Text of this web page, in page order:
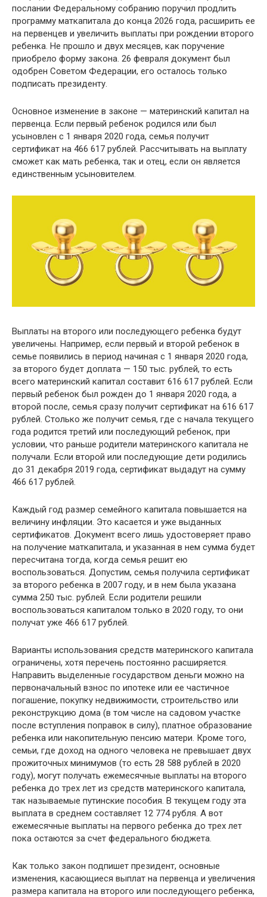
послании Федеральному собранию поручил продлить
программу маткапитала до конца 2026 года, расширить ее
на первенцев и увеличить выплаты при рождении второго
ребенка. Не прошло и двух месяцев, как поручение
приобрело форму закона. 26 февраля документ был
одобрен Советом Федерации, его осталось только
подписать президенту.
Основное изменение в законе — материнский капитал на
первенца. Если первый ребенок родился или был
усыновлен с 1 января 2020 года, семья получит
сертификат на 466 617 рублей. Рассчитывать на выплату
сможет как мать ребенка, так и отец, если он является
единственным усыновителем.
Выплаты на второго или последующего ребенка будут
увеличены. Например, если первый и второй ребенок в
семье появились в период начиная с 1 января 2020 года,
за второго будет доплата — 150 тыс. рублей, то есть
всего материнский капитал составит 616 617 рублей. Если
первый ребенок был рожден до 1 января 2020 года, а
второй после, семья сразу получит сертификат на 616 617
рублей. Столько же получит семья, где с начала текущего
года родится третий или последующий ребенок, при
условии, что раньше родители материнского капитала не
получали. Если второй или последующие дети родились
до 31 декабря 2019 года, сертификат выдадут на сумму
466 617 рублей.
Каждый год размер семейного капитала повышается на
величину инфляции. Это касается и уже выданных
сертификатов. Документ всего лишь удостоверяет право
на получение маткапитала, и указанная в нем сумма будет
пересчитана тогда, когда семья решит ею
воспользоваться. Допустим, семья получила сертификат
за второго ребенка в 2007 году, и в нем была указана
сумма 250 тыс. рублей. Если родители решили
воспользоваться капиталом только в 2020 году, то они
получат уже 466 617 рублей.
Варианты использования средств материнского капитала
ограничены, хотя перечень постоянно расширяется.
Направить выделенные государством деньги можно на
первоначальный взнос по ипотеке или ее частичное
погашение, покупку недвижимости, строительство или
реконструкцию дома (в том числе на садовом участке
после вступления поправок в силу), платное образование
ребенка или накопительную пенсию матери. Кроме того,
семьи, где доход на одного человека не превышает двух
прожиточных минимумов (то есть 28 588 рублей в 2020
году), могут получать ежемесячные выплаты на второго
ребенка до трех лет из средств материнского капитала,
так называемые путинские пособия. В текущем году эта
выплата в среднем составляет 12 774 рубля. А вот
ежемесячные выплаты на первого ребенка до трех лет
пока остаются за счет федерального бюджета.
Как только закон подпишет президент, основные
изменения, касающиеся выплат на первенца и увеличения
размера капитала на второго или последующего ребенка,